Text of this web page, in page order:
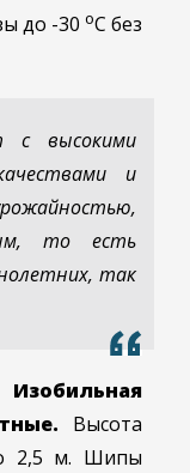
до -30 оС без
с высокими
и
то есть
так
Высота
2,5 м. Шипы